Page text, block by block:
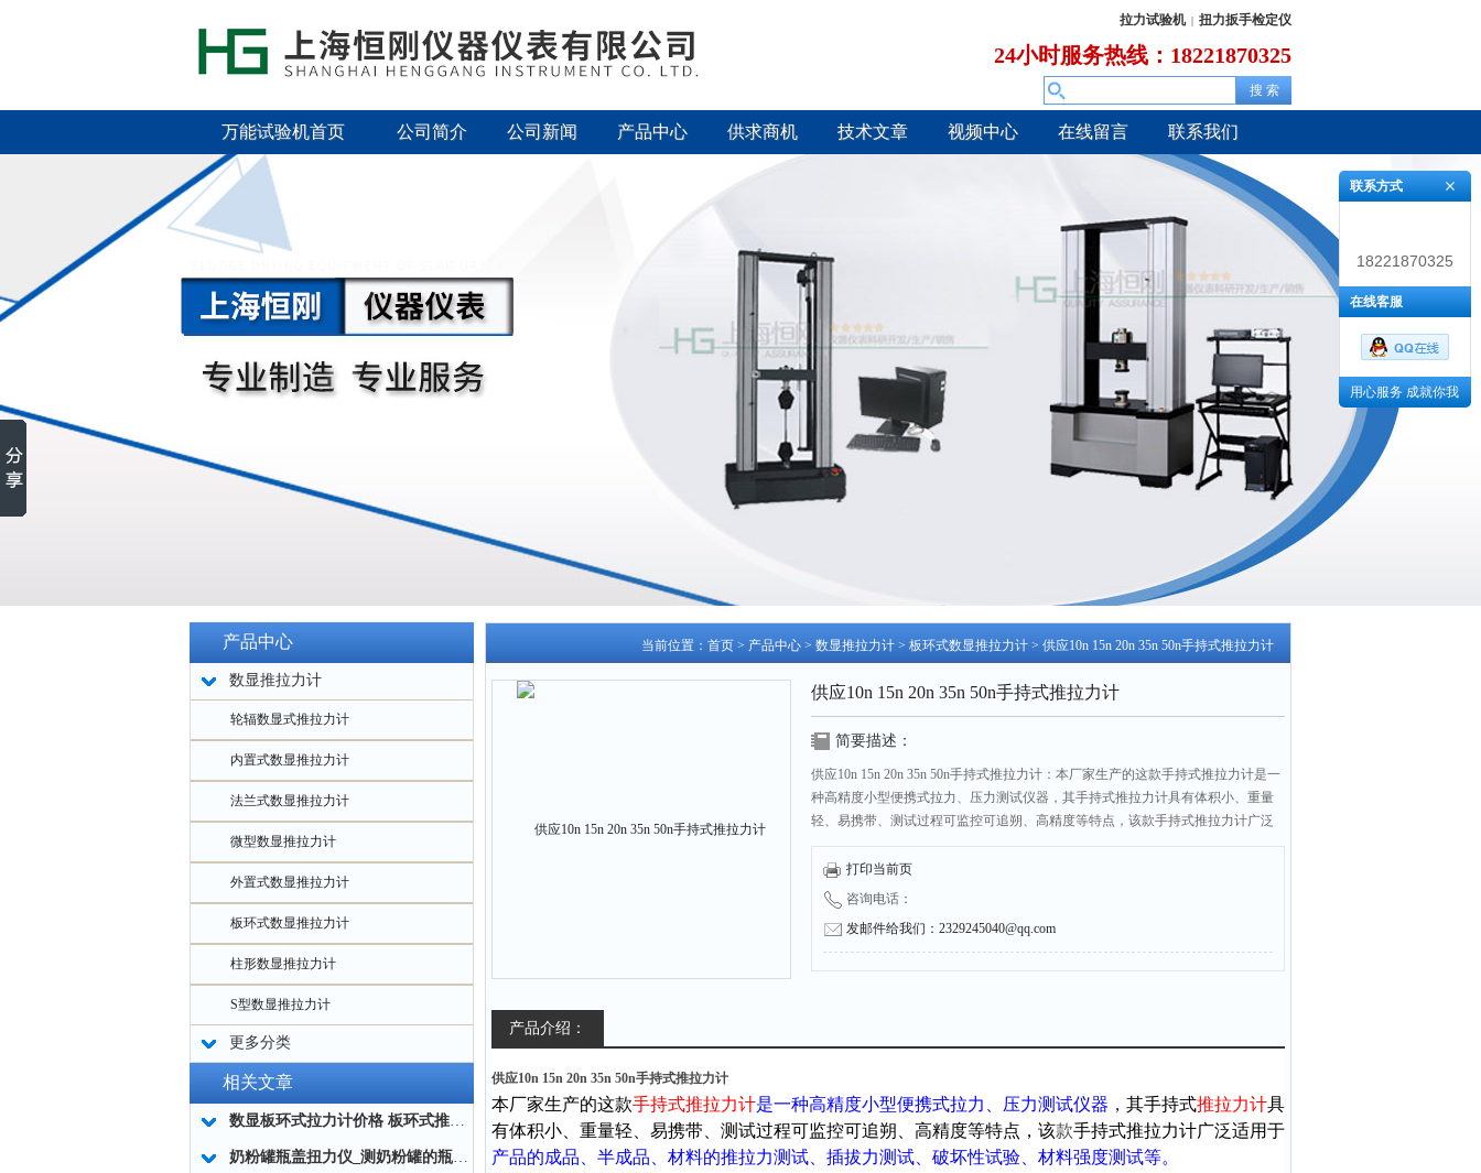
拉力试验机 | 扭力扳手检定仪
24小时服务热线：18221870325
万能试验机首页 公司简介 公司新闻 产品中心 供求商机 技术文章 视频中心 在线留言 联系我们
产品中心
数显推拉力计
轮辐数显式推拉力计
内置式数显推拉力计
法兰式数显推拉力计
微型数显推拉力计
外置式数显推拉力计
板环式数显推拉力计
柱形数显推拉力计
S型数显推拉力计
更多分类
相关文章
数显板环式拉力计价格 板环式推拉力计带峰值保持 高量程板环式数显推拉力计
奶粉罐瓶盖扭力仪_测奶粉罐的瓶盖扭力仪多少钱
当前位置： 首页 > 产品中心 > 数显推拉力计 > 板环式数显推拉力计 > 供应10n 15n 20n 35n 50n手持式推拉力计
供应10n 15n 20n 35n 50n手持式推拉力计
简要描述：
供应10n 15n 20n 35n 50n手持式推拉力计：本厂家生产的这款手持式推拉力计是一
种高精度小型便携式拉力、压力测试仪器，其手持式推拉力计具有体积小、重量
轻、易携带、测试过程可监控可追朔、高精度等特点，该款手持式推拉力计广泛
适用于国产品的成品、半成品、材料的推拉力测试、插拔力测试、破坏性试验、
材料强度测试等。
打印当前页
咨询电话：
发邮件给我们：2329245040@qq.com
产品介绍：
供应10n 15n 20n 35n 50n手持式推拉力计
本厂家生产的这款手持式推拉力计是一种高精度小型便携式拉力、压力测试仪器， 其手持式推拉力计具
有体积小、重量轻、易携带、测试过程可监控可追朔、高精度等特点，该款手持式推拉力计广泛适用于
产品的成品、半成品、材料的推拉力测试、插拔力测试、破坏性试验、材料强度测试等。
联系方式
18221870325
在线客服
用心服务 成就你我